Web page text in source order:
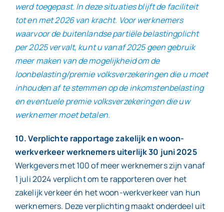
werd toegepast. In deze situaties blijft de faciliteit
tot en met 2026 van kracht. Voor werknemers
waarvoor de buitenlandse partiële belastingplicht
per 2025 vervalt, kunt u vanaf 2025 geen gebruik
meer maken van de mogelijkheid om de
loonbelasting/premie volksverzekeringen die u moet
inhouden af te stemmen op de inkomstenbelasting
en eventuele premie volksverzekeringen die uw
werknemer moet betalen.
10. Verplichte rapportage zakelijk en woon-
werkverkeer werknemers uiterlijk 30 juni 2025
Werkgevers met 100 of meer werknemers zijn vanaf
1 juli 2024 verplicht om te rapporteren over het
zakelijk verkeer én het woon-werkverkeer van hun
werknemers. Deze verplichting maakt onderdeel uit